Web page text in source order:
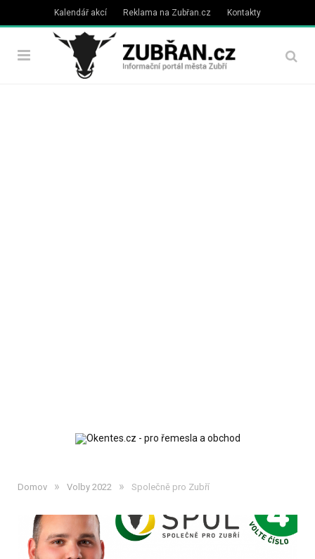
Kalendář akcí Reklama na Zubřan.cz Kontakty
Domov » Volby 2022 » Společně pro Zubří